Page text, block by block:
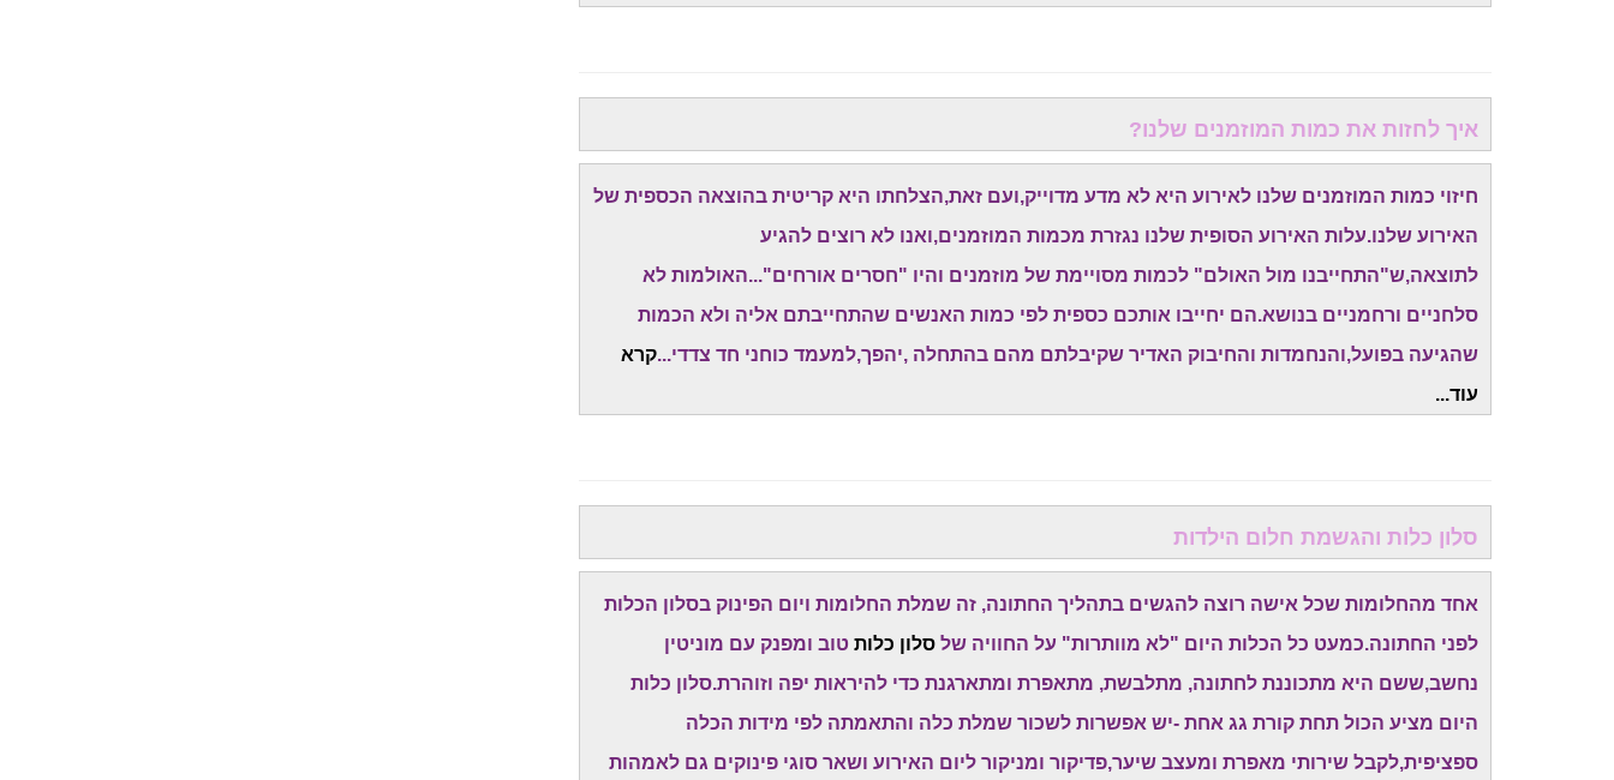
איך לחזות את כמות המוזמנים שלנו?
חיזוי כמות המוזמנים שלנו לאירוע היא לא מדע מדוייק,ועם זאת,הצלחתו היא קריטית בהוצאה הכספית של
האירוע שלנו.עלות האירוע הסופית שלנו נגזרת מכמות המוזמנים,ואנו לא רוצים להגיע
לתוצאה,ש"התחייבנו מול האולם" לכמות מסויימת של מוזמנים והיו "חסרים אורחים"...האולמות לא
סלחניים ורחמניים בנושא.הם יחייבו אותכם כספית לפי כמות האנשים שהתחייבתם אליה ולא הכמות
שהגיעה בפועל,והנחמדות והחיבוק האדיר שקיבלתם מהם בהתחלה ,יהפך,למעמד כוחני חד צדדי...קרא
עוד...
סלון כלות והגשמת חלום הילדות
אחד מהחלומות שכל אישה רוצה להגשים בתהליך החתונה, זה שמלת החלומות ויום הפינוק בסלון הכלות
לפני החתונה.כמעט כל הכלות היום "לא מוותרות" על החוויה של סלון כלות טוב ומפנק עם מוניטין
נחשב,ששם היא מתכוננת לחתונה, מתלבשת, מתאפרת ומתארגנת כדי להיראות יפה וזוהרת.סלון כלות
היום מציע הכול תחת קורת גג אחת -יש אפשרות לשכור שמלת כלה והתאמתה לפי מידות הכלה
ספציפית,לקבל שירותי מאפרת ומעצב שיער,פדיקור ומניקור ליום האירוע ושאר סוגי פינוקים גם לאמהות